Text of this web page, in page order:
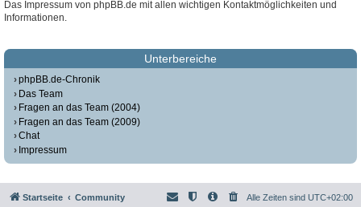
Das Impressum von phpBB.de mit allen wichtigen Kontaktmöglichkeiten und
Informationen.
Unterbereiche
phpBB.de-Chronik
Das Team
Fragen an das Team (2004)
Fragen an das Team (2009)
Chat
Impressum
Startseite Community Alle Zeiten sind UTC+02:00